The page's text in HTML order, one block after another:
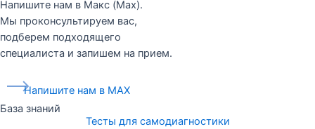
Напишите нам в Макс (Max).
Мы проконсультируем вас,
подберем подходящего
специалиста и запишем на прием.
Напишите нам в MAX
База знаний
Тесты для самодиагностики